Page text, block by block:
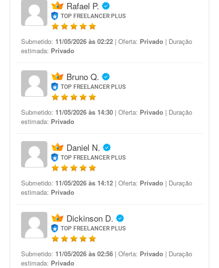
Rafael P.
TOP FREELANCER PLUS
Submetido: 11/05/2026 às 02:22 | Oferta: Privado | Duração
estimada: Privado
Bruno Q.
TOP FREELANCER PLUS
Submetido: 11/05/2026 às 14:30 | Oferta: Privado | Duração
estimada: Privado
Daniel N.
TOP FREELANCER PLUS
Submetido: 11/05/2026 às 14:12 | Oferta: Privado | Duração
estimada: Privado
Dickinson D.
TOP FREELANCER PLUS
Submetido: 11/05/2026 às 02:56 | Oferta: Privado | Duração
estimada: Privado